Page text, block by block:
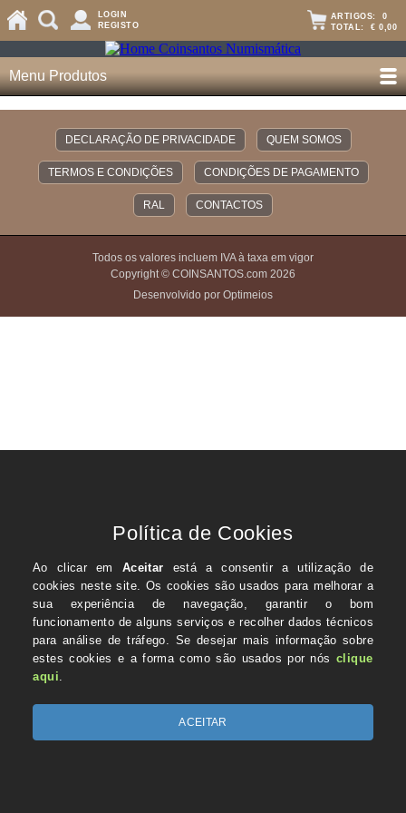
LOGIN
REGISTO
ARTIGOS: 0
TOTAL: € 0,00
Menu Produtos
DECLARAÇÃO DE PRIVACIDADE QUEM SOMOS
TERMOS E CONDIÇÕES CONDIÇÕES DE PAGAMENTO
RAL CONTACTOS
Todos os valores incluem IVA à taxa em vigor
Copyright © COINSANTOS.com 2026
Desenvolvido por Optimeios